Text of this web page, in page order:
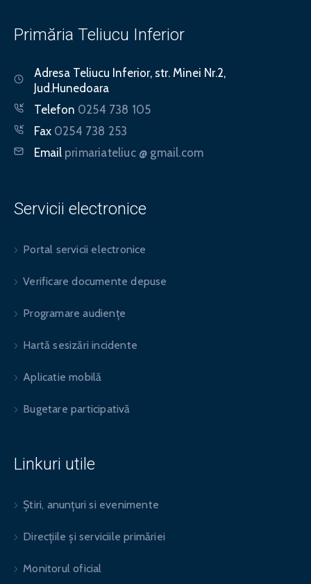
Primăria Teliucu Inferior
Adresa Teliucu Inferior, str. Minei Nr.2,
Jud.Hunedoara
Telefon 0254 738 105
Fax 0254 738 253
Email primariateliuc @ gmail.com
Servicii electronice
Portal servicii electronice
Verificare documente depuse
Programare audiențe
Hartă sesizări incidente
Aplicatie mobilă
Bugetare participativă
Linkuri utile
Știri, anunțuri si evenimente
Direcțiile și serviciile primăriei
Monitorul oficial